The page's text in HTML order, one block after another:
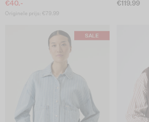
€40.-
Originele prijs: €79.99
€119.99